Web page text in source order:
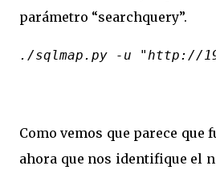
parámetro “searchquery”.
./sqlmap.py -u "http://
Como vemos que parece que
ahora que nos identifique el